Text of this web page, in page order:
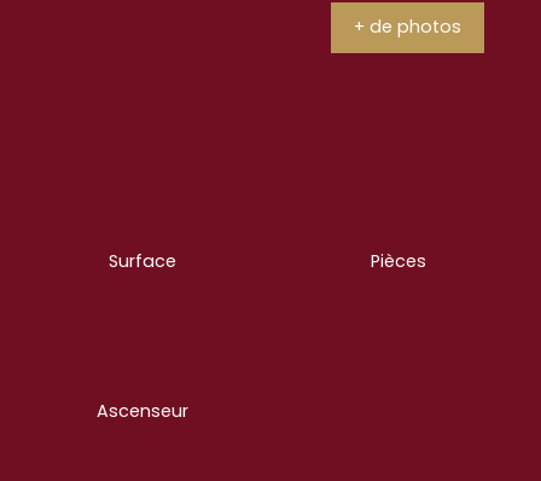
+ de photos
Surface
Pièces
Ascenseur